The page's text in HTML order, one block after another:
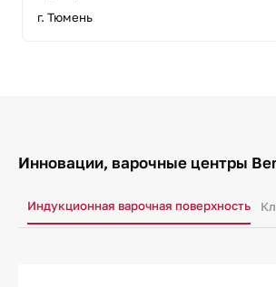
г. Тюмень
Инновации, варочные центры
Индукционная варочная поверхность